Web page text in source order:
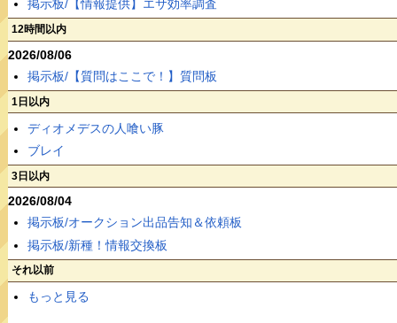
掲示板/【情報提供】エサ効率調査
12時間以内
2026/08/06
掲示板/【質問はここで！】質問板
1日以内
ディオメデスの人喰い豚
ブレイ
3日以内
2026/08/04
掲示板/オークション出品告知＆依頼板
掲示板/新種！情報交換板
それ以前
もっと見る